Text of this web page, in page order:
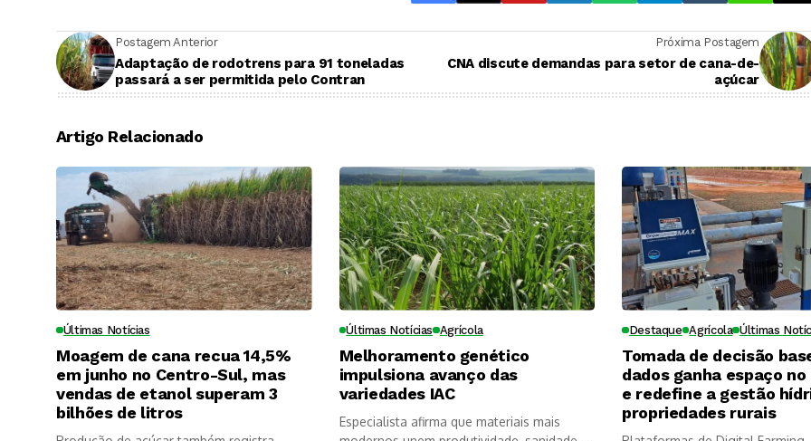
Postagem Anterior
Adaptação de rodotrens para 91 toneladas
passará a ser permitida pelo Contran
Próxima Postagem
CNA discute demandas para setor de cana-de-
açúcar
Artigo Relacionado
Últimas Notícias
Moagem de cana recua 14,5%
em junho no Centro-Sul, mas
vendas de etanol superam 3
bilhões de litros
Últimas Notícias Agrícola
Melhoramento genético
impulsiona avanço das
variedades IAC
Especialista afirma que materiais mais
Destaque Agrícola Últimas
Tomada de decisão
dados ganha espaço
e redefine a gestão
propriedades rurais